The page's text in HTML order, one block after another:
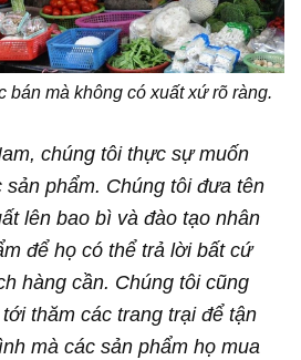
bán mà không có xuất xứ rõ ràng.
chúng tôi thực sự muốn
sản phẩm. Chúng tôi đưa tên
lên bao bì và đào tạo nhân
để họ có thể trả lời bất cứ
hàng cần. Chúng tôi cũng
thăm các trang trại để tận
mà các sản phẩm họ mua